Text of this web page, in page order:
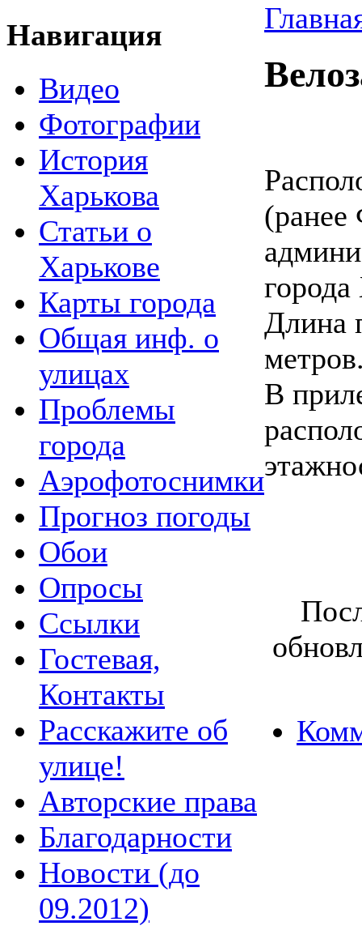
Навигация
Видео
Фотографии
История
Харькова
Статьи о
Харькове
Карты города
Общая инф. о
улицах
Проблемы
города
Аэрофотоснимки
Прогноз погоды
Обои
Опросы
Ссылки
Гостевая,
Контакты
Расскажите об
улице!
Авторские права
Благодарности
Новости (до
09.2012)
(ранее
города
Длина
В